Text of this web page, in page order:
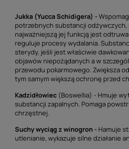
Jukka (Yucca Schidigera) -
potrzebnych substancji odżywczych,
najważniejszą jej funkcją jest
reguluje procesy wydalania.
sterydy, jeśli jest właściwie
objawów niepożądanych a w
przewodu pokarmowego. Zwiększa
tym samym większą ochronę przed
Kadzidłowiec (Boswellia) - Hmuje
substancji zapalnych. Pomaga
chrzęstnej.
Suchy wyciąg z winogron - Hamuje
utlenianie, wykazuje silne działanie